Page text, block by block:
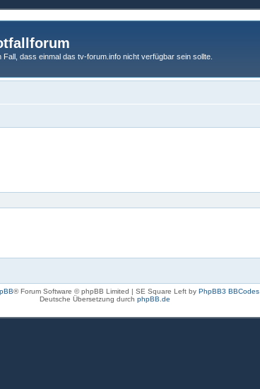
dass einmal das tv-forum.info nicht verfügbar sein sollte.
® Forum Software © phpBB Limited | SE Square Left by PhpBB3 BBCodes
Deutsche Übersetzung durch phpBB.de